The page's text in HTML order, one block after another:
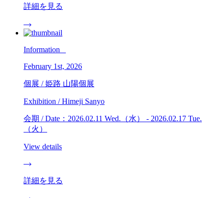
詳細を見る
Information _
February 1st, 2026
個展 / 姫路 山陽個展
Exhibition / Himeji Sanyo
会期 / Date：2026.02.11 Wed.（水） - 2026.02.17 Tue.
（火）
View details
詳細を見る